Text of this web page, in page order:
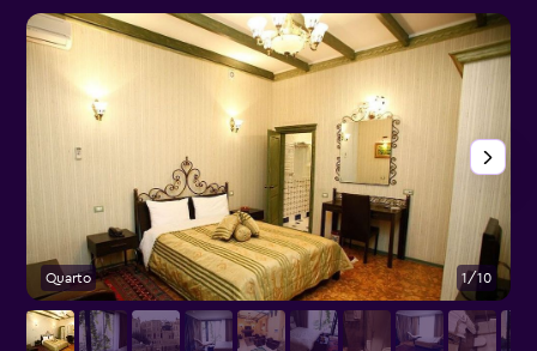
Quarto 1/10